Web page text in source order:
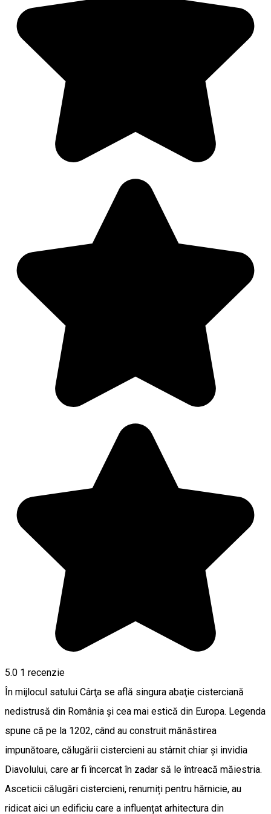
5.0 1 recenzie
În mijlocul satului Cârţa se află singura abaţie cisterciană
nedistrusă din România şi cea mai estică din Europa. Legenda
spune că pe la 1202, când au construit mănăstirea
impunătoare, călugării cistercieni au stârnit chiar și invidia
Diavolului, care ar fi încercat în zadar să le întreacă măiestria.
Asceticii călugări cistercieni, renumiți pentru hărnicie, au
ridicat aici un edificiu care a influențat arhitectura din